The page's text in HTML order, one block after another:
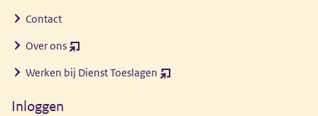
Contact
Over ons (opent
venster)
Werken bij Dienst Toeslagen (opent
Inloggen